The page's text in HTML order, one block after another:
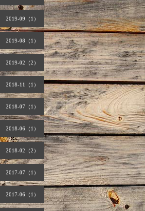
2019-09（1）
2019-08（1）
2019-02（2）
2018-11（1）
2018-07（1）
2018-06（1）
2018-02（2）
2017-07（1）
2017-06（1）